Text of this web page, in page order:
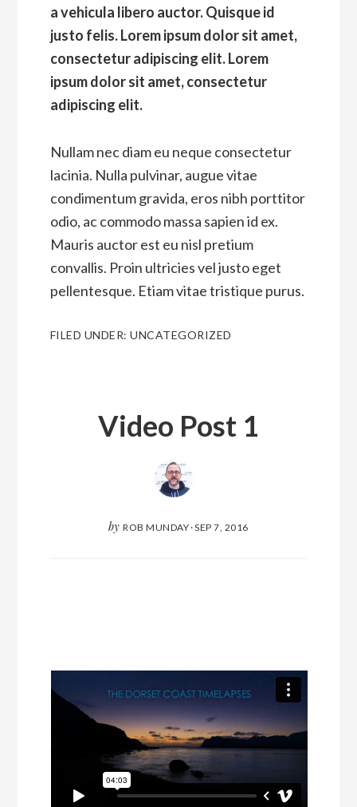
a vehicula libero auctor. Quisque id
justo felis. Lorem ipsum dolor sit amet,
consectetur adipiscing elit. Lorem
ipsum dolor sit amet, consectetur
adipiscing elit.
Nullam nec diam eu neque consectetur
lacinia. Nulla pulvinar, augue vitae
condimentum gravida, eros nibh porttitor
odio, ac commodo massa sapien id ex.
Mauris auctor est eu nisl pretium
convallis. Proin ultricies vel justo eget
pellentesque. Etiam vitae tristique purus.
FILED UNDER:UNCATEGORIZED
Video Post 1
by ROB MUNDAY·SEP 7, 2016